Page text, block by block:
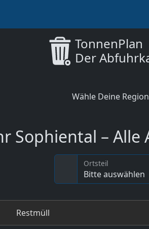
TonnenPlan
Der
Wähle Deine
Sophiental –
Bitte auswählen
Ortsteil
Restmüll